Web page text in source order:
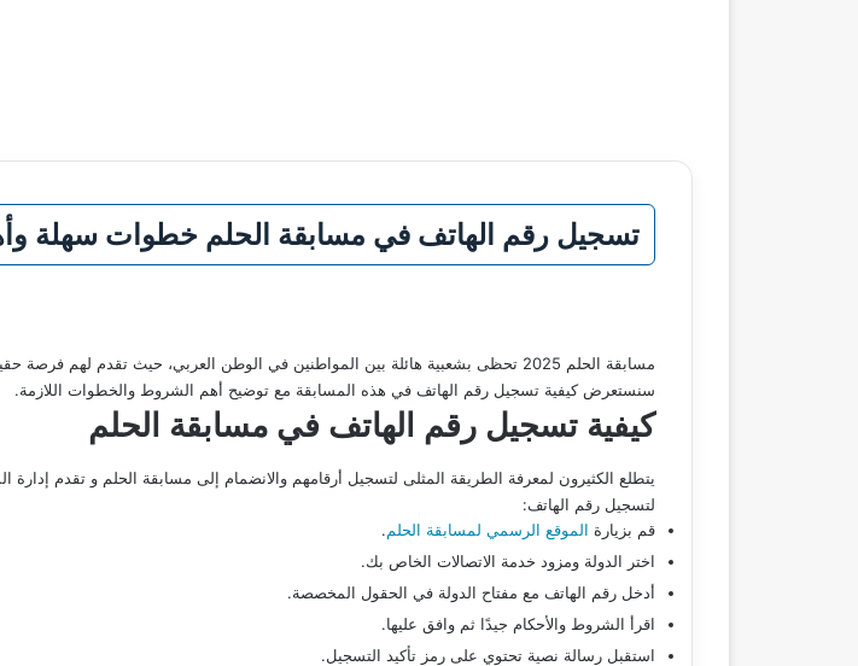
تسجيل رقم الهاتف في مسابقة الحلم خطوات سهلة
مسابقة الحلم 2025 تحظى بشعبية هائلة بين المواطنين في الوطن العربي، حيث تقدم لهم
سنستعرض كيفية تسجيل رقم الهاتف في هذه المسابقة مع توضيح أهم الشروط والخطوات اللازمة.
كيفية تسجيل رقم الهاتف في مسابقة الحلم
يتطلع الكثيرون لمعرفة الطريقة المثلى لتسجيل أرقامهم والانضمام إلى مسابقة الحلم و تقدم إدارة
لتسجيل رقم الهاتف:
قم بزيارة الموقع الرسمي لمسابقة الحلم.
اختر الدولة ومزود خدمة الاتصالات الخاص بك.
أدخل رقم الهاتف مع مفتاح الدولة في الحقول المخصصة.
اقرأ الشروط والأحكام جيدًا ثم وافق عليها.
استقبل رسالة نصية تحتوي على رمز تأكيد التسجيل.